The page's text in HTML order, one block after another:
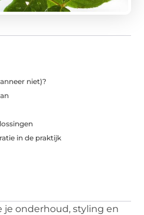
niet)?
in de praktijk
je onderhoud, styling en